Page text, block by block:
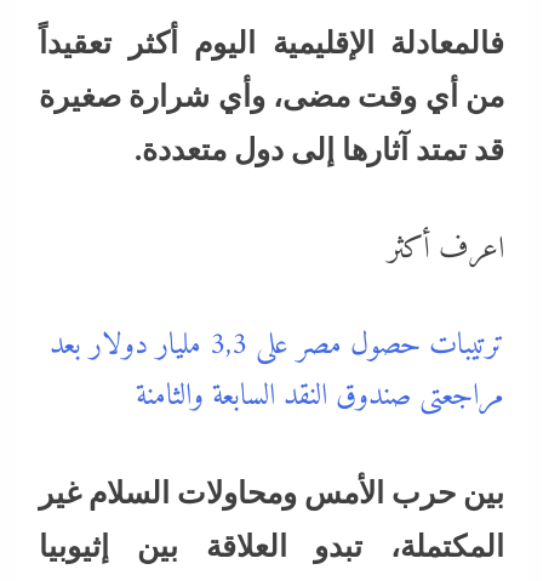
فالمعادلة الإقليمية اليوم أكثر تعقيداً
من أي وقت مضى، وأي شرارة صغيرة
قد تمتد آثارها إلى دول متعددة.
اعرف أكثر
ترتيبات حصول مصر على 3,3 مليار دولار بعد
مراجعتى صندوق النقد السابعة والثامنة
بين حرب الأمس ومحاولات السلام غير
المكتملة، تبدو العلاقة بين إثيوبيا